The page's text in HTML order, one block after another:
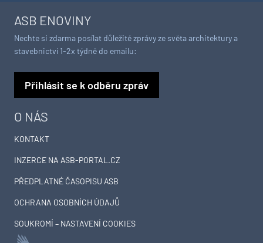
O NÁS
KONTAKT
INZERCE NA ASB-PORTAL.CZ
PŘEDPLATNÉ ČASOPISU ASB
OCHRANA OSOBNÍCH ÚDAJŮ
SOUKROMÍ – NASTAVENÍ COOKIES
ASB ENOVINY
Nechte si zdarma posílat důležité zprávy ze světa architektury a
stavebnictví 1-2x týdně do emailu:
Přihlásit se k odběru zpráv